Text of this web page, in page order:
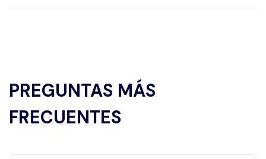
PREGUNTAS MÁS
FRECUENTES